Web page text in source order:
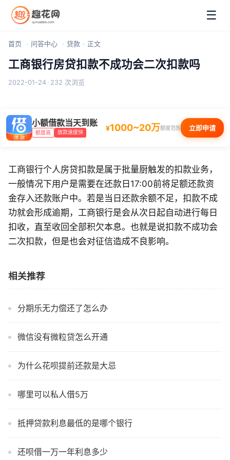
☰
首页 问答中心 贷款 正文
工商银行房贷扣款不成功会二次扣款吗
2022-01-24 · 232 次浏览
小额借款当天到账
额度高 放款速度快 ¥1000~20万额度范围 立即申请
工商银行个人房贷扣款是属于批量厨触发的扣款业务，
一般情况下用户是需要在还款日17:00前将足额还款资
金存入还款账户中。若是当日还款余额不足，扣款不成
功就会形成逾期，工商银行是会从次日起自动进行每日
扣收，直至收回全部积欠本息。也就是说扣款不成功会
二次扣款，但是也会对征信造成不良影响。
相关推荐
分期乐无力偿还了怎么办
微信没有微粒贷怎么开通
为什么花呗提前还款是大忌
哪里可以私人借5万
抵押贷款利息最低的是哪个银行
还呗借一万一年利息多少